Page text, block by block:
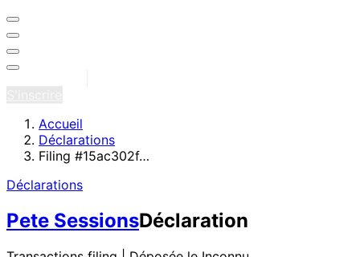
Accueil
Déclarations
Filing #15ac302f…
Déclarations
Pete SessionsDéclaration